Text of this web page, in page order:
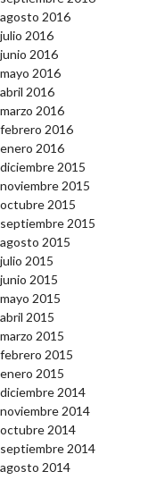
agosto 2016
julio 2016
junio 2016
mayo 2016
abril 2016
marzo 2016
febrero 2016
enero 2016
diciembre 2015
noviembre 2015
octubre 2015
septiembre 2015
agosto 2015
julio 2015
junio 2015
mayo 2015
abril 2015
marzo 2015
febrero 2015
enero 2015
diciembre 2014
noviembre 2014
octubre 2014
septiembre 2014
agosto 2014